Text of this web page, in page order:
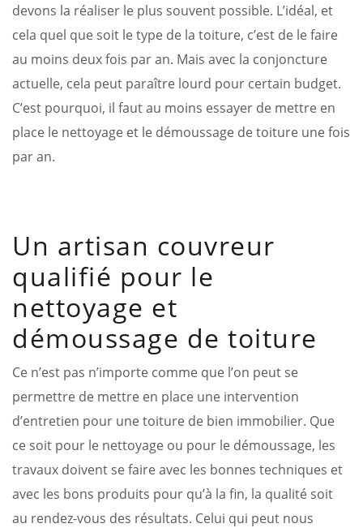
devons la réaliser le plus souvent possible. L’idéal, et
cela quel que soit le type de la toiture, c’est de le faire
au moins deux fois par an. Mais avec la conjoncture
actuelle, cela peut paraître lourd pour certain budget.
C’est pourquoi, il faut au moins essayer de mettre en
place le nettoyage et le démoussage de toiture une fois
par an.
Un artisan couvreur
qualifié pour le
nettoyage et
démoussage de toiture
Ce n’est pas n’importe comme que l’on peut se
permettre de mettre en place une intervention
d’entretien pour une toiture de bien immobilier. Que
ce soit pour le nettoyage ou pour le démoussage, les
travaux doivent se faire avec les bonnes techniques et
avec les bons produits pour qu’à la fin, la qualité soit
au rendez-vous des résultats. Celui qui peut nous